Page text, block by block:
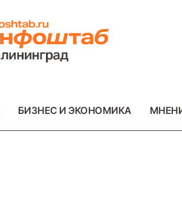
БИЗНЕС И ЭКОНОМИКА